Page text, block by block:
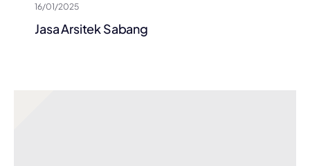
16/01/2025
Jasa Arsitek Sabang